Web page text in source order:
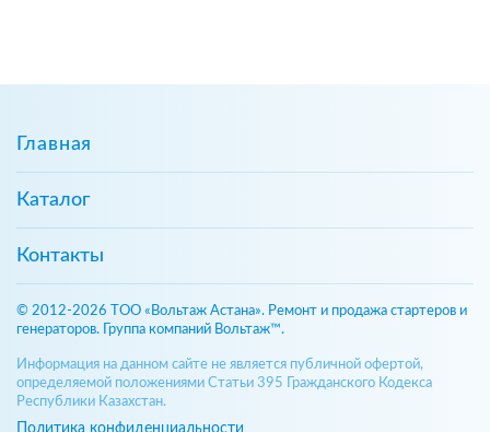
Главная
Каталог
Контакты
© 2012-2026 ТОО «Вольтаж Астана». Ремонт и продажа стартеров и
генераторов. Группа компаний Вольтаж™.
Информация на данном сайте не является публичной офертой,
определяемой положениями Статьи 395 Гражданского Кодекса
Республики Казахстан.
Политика конфиденциальности